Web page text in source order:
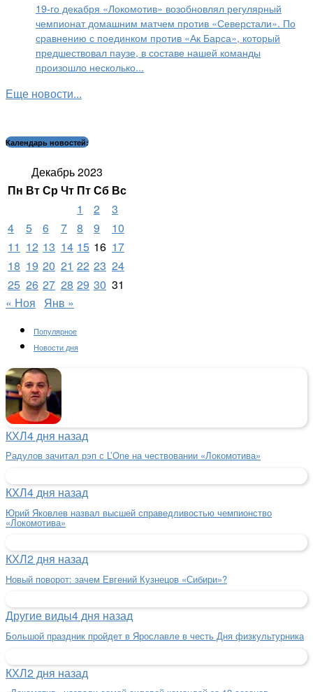
19-го декабря «Локомотив» возобновлял регулярный
чемпионат домашним матчем против «Северстали». По
сравнению с поединком против «Ак Барса», который
предшествовал паузе, в составе нашей команды
произошло несколько...
Еще новости...
Календарь новостей:
Декабрь 2023
Пн ВтСрЧт ПтСб Вс
1
2
3
4
5 6 7 8 9
10
11 12 13 14 15 16 17
18 19 20 21 22 23 24
25 26 27 28 29 30 31
« Ноя
Янв »
Популярное
Новости дня
КХЛ4 дня назад
Радулов зачитал рэп с L’One на чествовании «Локомотива»
КХЛ4 дня назад
Юрий Яковлев назвал высшей справедливостью чемпионство
«Локомотива»
КХЛ2 дня назад
Новый поворот: зачем Евгений Кузнецов «Сибири»?
Другие виды4 дня назад
Большой праздник пройдет в Ярославле в честь Дня физкультурника
КХЛ2 дня назад